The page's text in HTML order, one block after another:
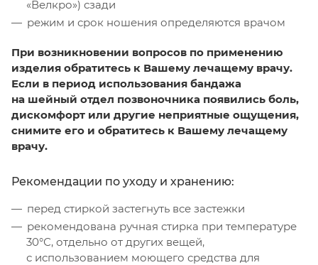
«Велкро») сзади
режим и срок ношения определяются врачом
При возникновении вопросов по применению
изделия обратитесь к Вашему лечащему врачу.
Если в период использования бандажа
на шейный отдел позвоночника появились боль,
дискомфорт или другие неприятные ощущения,
снимите его и обратитесь к Вашему лечащему
врачу.
Рекомендации по уходу и хранению:
перед стиркой застегнуть все застежки
рекомендована ручная стирка при температуре
30°С, отдельно от других вещей,
с использованием моющего средства для